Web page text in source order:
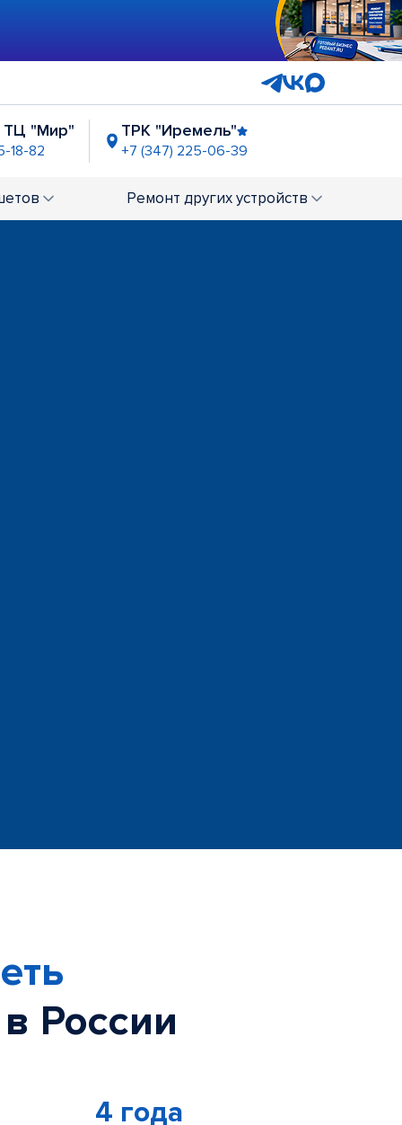
ТЦ "Мир"
18-82
ТРК "Иремель"
+7 (347) 225-06-39
Ремонт других устройств
России
4 года